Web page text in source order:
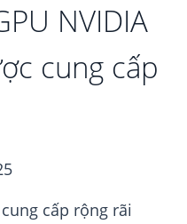
NVIDIA
cung cấp
cấp rộng rãi